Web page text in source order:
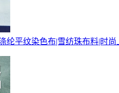
纶平纹染色布|雪纺珠布料|时